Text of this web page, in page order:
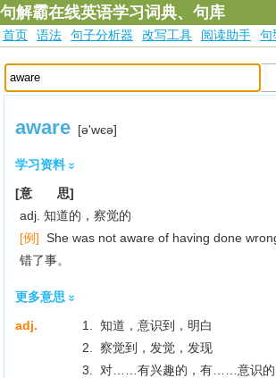
句解霸在线英语学习词典、句库
首页 语法 句子分析器 改写工具 阅读助手 句
aware [ә'wєә]
学习资料
[意 思]
adj. 知道的，察觉的
[例] She was not aware of having done
错了事。
更多意思
adj.
1. 知道，意识到，明白
2. 察觉到，发觉，发现
3. 对……有兴趣的，有……意识的